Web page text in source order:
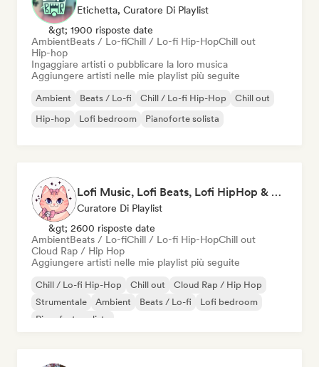
Etichetta, Curatore Di Playlist
&gt; 1900 risposte date
AmbientBeats / Lo-fiChill / Lo-fi Hip-HopChill out
Hip-hop
Ingaggiare artisti o pubblicare la loro musica
Aggiungere artisti nelle mie playlist più seguite
Ambient Beats / Lo-fi Chill / Lo-fi Hip-Hop
Chill out
Hip-hop
Lofi bedroom Pianoforte solista
Lofi Music, Lofi Beats, Lofi HipHop & Study Beats
Curatore Di Playlist
&gt; 2600 risposte date
AmbientBeats / Lo-fiChill / Lo-fi Hip-HopChill out
Cloud Rap / Hip Hop
Aggiungere artisti nelle mie playlist più seguite
Chill / Lo-fi Hip-Hop Chill out
Cloud Rap / Hip Hop
Strumentale
Ambient Beats / Lo-fi
Lofi bedroom
Pianoforte solista